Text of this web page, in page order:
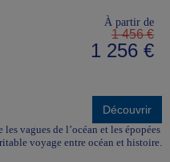
À partir de
1 456 €
1 256 €
Découvrir
vagues de l’océan et les épopées
voyage entre océan et histoire.